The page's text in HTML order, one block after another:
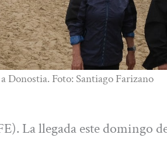
Donostia. Foto: Santiago Farizano
La llegada este domingo